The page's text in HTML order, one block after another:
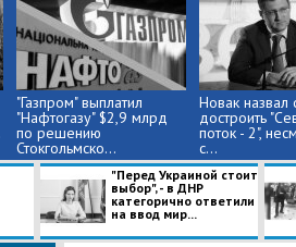
​"Газпром" выплатил
"Нафтогазу" $2,9 млрд
по решению
Стокгольмско...
Новак назвал
достроить
поток - 2",
с...
"Перед Украиной стоит
выбор", - в ДНР
категорично ответили
на ввод мир...